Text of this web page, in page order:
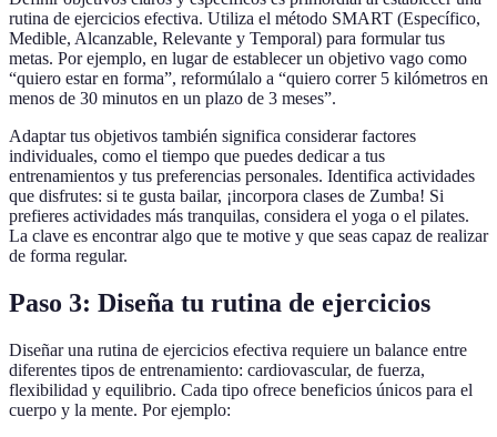
rutina de ejercicios efectiva. Utiliza el método SMART (Específico,
Medible, Alcanzable, Relevante y Temporal) para formular tus
metas. Por ejemplo, en lugar de establecer un objetivo vago como
“quiero estar en forma”, reformúlalo a “quiero correr 5 kilómetros en
menos de 30 minutos en un plazo de 3 meses”.
Adaptar tus objetivos también significa considerar factores
individuales, como el tiempo que puedes dedicar a tus
entrenamientos y tus preferencias personales. Identifica actividades
que disfrutes: si te gusta bailar, ¡incorpora clases de Zumba! Si
prefieres actividades más tranquilas, considera el yoga o el pilates.
La clave es encontrar algo que te motive y que seas capaz de realizar
de forma regular.
Paso 3: Diseña tu rutina de ejercicios
Diseñar una rutina de ejercicios efectiva requiere un balance entre
diferentes tipos de entrenamiento: cardiovascular, de fuerza,
flexibilidad y equilibrio. Cada tipo ofrece beneficios únicos para el
cuerpo y la mente. Por ejemplo: